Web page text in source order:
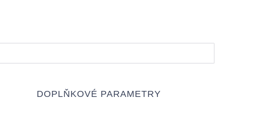
DOPLŇKOVÉ PARAMETRY